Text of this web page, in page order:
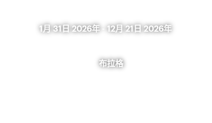
1月 31日 2026年 12月 21日 2026年
布拉格